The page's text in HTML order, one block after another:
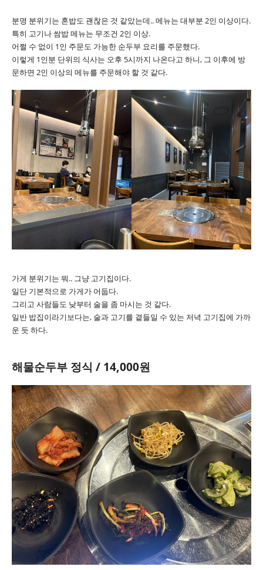
분명 분위기는 혼밥도 괜찮은 것 같았는데.. 메뉴는 대부분 2인 이상이다.
특히 고기나 쌈밥 메뉴는 무조건 2인 이상.
어쩔 수 없이 1인 주문도 가능한 순두부 요리를 주문했다.
이렇게 1인분 단위의 식사는 오후 5시까지 나온다고 하니, 그 이후에 방
문하면 2인 이상의 메뉴를 주문해야 할 것 같다.
가게 분위기는 뭐.. 그냥 고기집이다.
일단 기본적으로 가게가 어둡다.
그리고 사람들도 낮부터 술을 좀 마시는 것 같다.
일반 밥집이라기보다는, 술과 고기를 곁들일 수 있는 저녁 고기집에 가까
운 듯 하다.
해물순두부 정식 / 14,000원